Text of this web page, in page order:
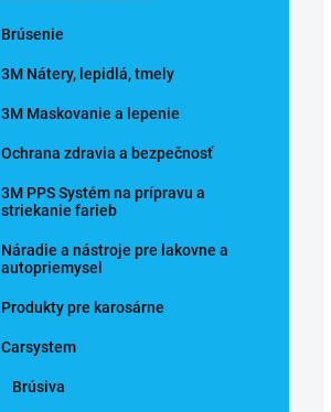
Brúsenie
3M Nátery, lepidlá, tmely
3M Maskovanie a lepenie
Ochrana zdravia a bezpečnosť
3M PPS Systém na prípravu a
striekanie farieb
Náradie a nástroje pre lakovne a
autopriemysel
Produkty pre karosárne
Carsystem
Brúsiva